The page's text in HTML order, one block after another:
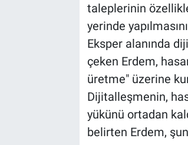
taleplerinin
yerinde
Eksper alanında
çeken Erdem,
üretme" üzerine
Dijitalleşmenin,
yükünü ortadan
belirten Erdem,